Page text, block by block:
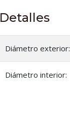
Detalles
Diámetro exterior:
Diámetro interior: